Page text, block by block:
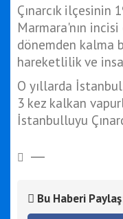
Çınarcık ilçesinin
Marmara'nın incisi
dönemden kalma
hareketlilik ve
O yıllarda
3 kez kalkan
İstanbulluyu
Bu Haberi